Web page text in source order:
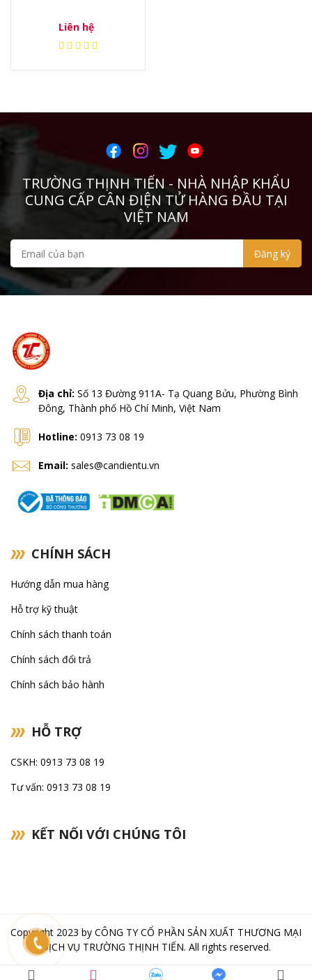
Liên hệ
TRƯỜNG THỊNH TIẾN - NHÀ NHẬP KHẨU
CUNG CẤP CÂN ĐIỆN TỬ HÀNG ĐẦU TẠI
VIỆT NAM
Địa chỉ: Số 13 Đường 911A- Tạ Quang Bửu, Phường Bình
Đông, Thành phố Hồ Chí Minh, Việt Nam
Hotline: 0913 73 08 19
Email: sales@candientu.vn
CHÍNH SÁCH
Hướng dẫn mua hàng
Hỗ trợ kỹ thuật
Chính sách thanh toán
Chính sách đổi trả
Chính sách bảo hành
HỖ TRỢ
CSKH: 0913 73 08 19
Tư vấn: 0913 73 08 19
KẾT NỐI VỚI CHÚNG TÔI
Copyright 2023 by CÔNG TY CỔ PHẦN SẢN XUẤT THƯƠNG MẠI
DỊCH VỤ TRƯỜNG THỊNH TIẾN. All rights reserved.